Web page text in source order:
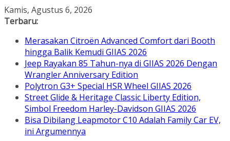
Skip
to
Kamis, Agustus 6, 2026
Terbaru:
Merasakan Citroën Advanced Comfort dari Booth
hingga Balik Kemudi GIIAS 2026
Jeep Rayakan 85 Tahun-nya di GIIAS 2026 Dengan
Wrangler Anniversary Edition
Polytron G3+ Special HSR Wheel GIIAS 2026
Street Glide & Heritage Classic Liberty Edition,
Simbol Freedom Harley-Davidson GIIAS 2026
Bisa Dibilang Leapmotor C10 Adalah Family Car EV,
ini Argumennya